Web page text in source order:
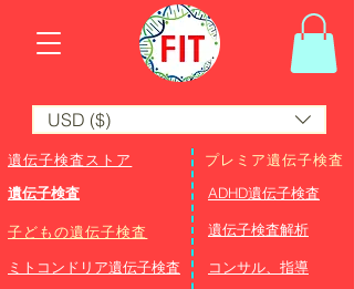
USD ($)
遺伝子検査ストア
遺伝子検査
子どもの遺伝子検査
ミトコンドリア遺伝子検査
プレミア遺伝子検査
ADHD遺伝子検査
​遺伝子検査解析
コンサル、指導